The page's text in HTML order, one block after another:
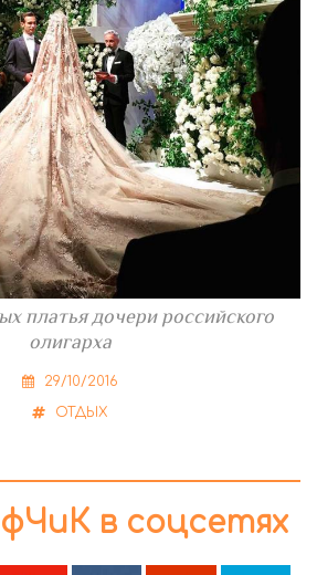
платья дочери российского
олигарха
29/10/2016
ОТДЫХ
в соцсетях